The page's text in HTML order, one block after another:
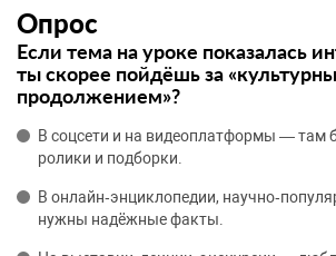
Опрос
Если тема на уроке показалась
ты скорее пойдёшь за
продолжением»?
В соцсети и на видеоплатформы — там
ролики и подборки.
В онлайн‑энциклопедии,
нужны надёжные факты.